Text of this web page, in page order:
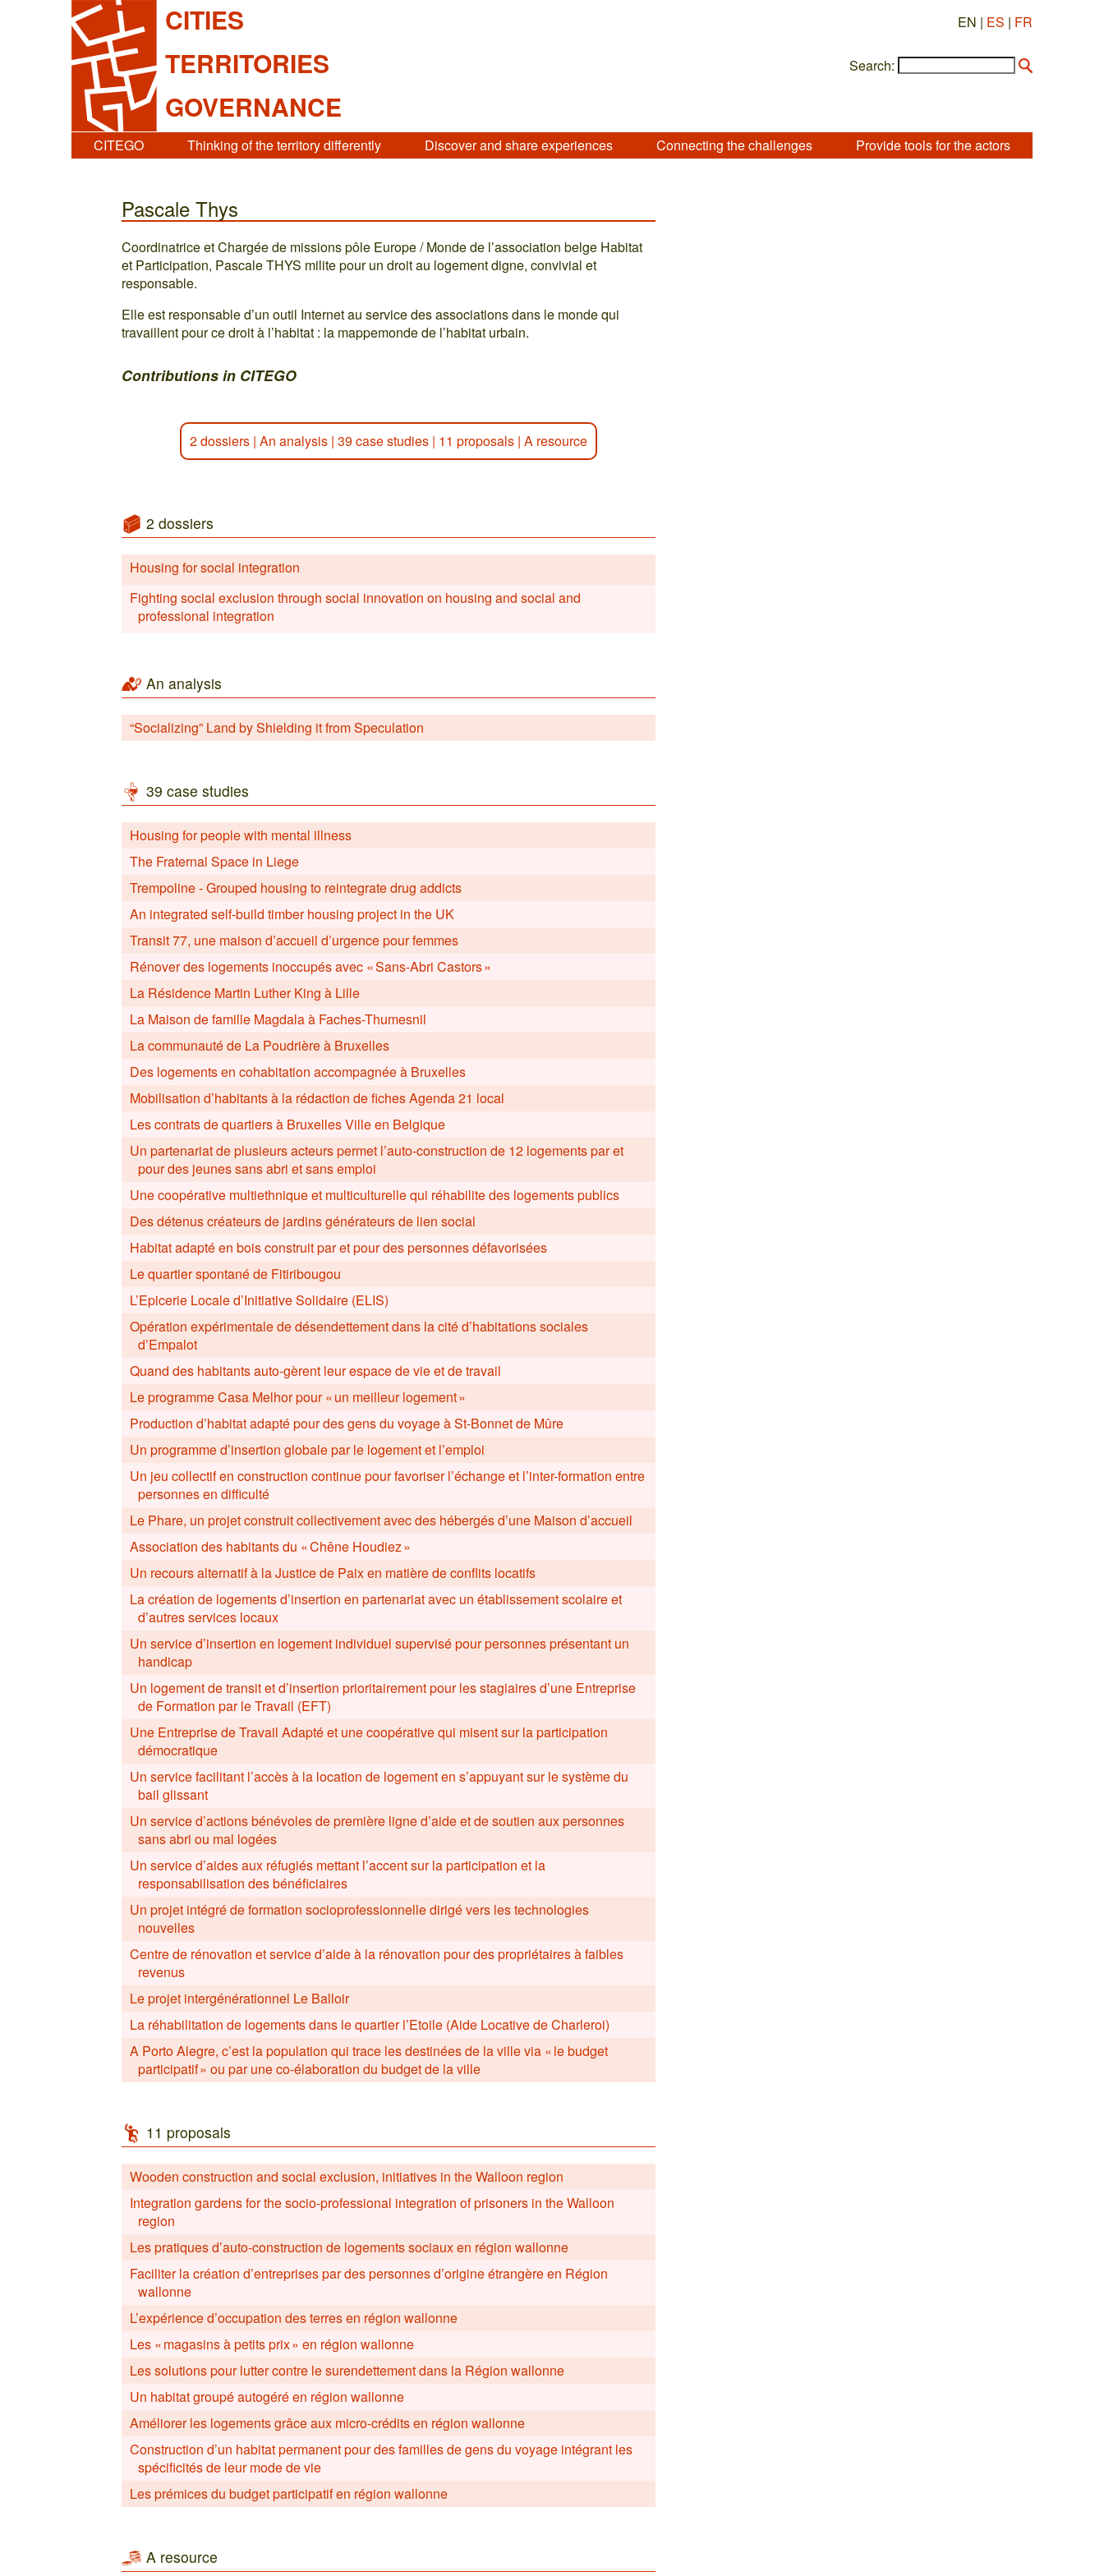
CITIES
TERRITORIES
GOVERNANCE
EN | ES | FR
Search:
CITEGO Thinking of the territory differently Discover and share experiences Connecting the challenges Provide tools for the actors
Pascale Thys
Coordinatrice et Chargée de missions pôle Europe / Monde de l’association belge Habitat
et Participation, Pascale THYS milite pour un droit au logement digne, convivial et
responsable.
Elle est responsable d’un outil Internet au service des associations dans le monde qui
travaillent pour ce droit à l’habitat : la mappemonde de l’habitat urbain.
Contributions in CITEGO
2 dossiers |An analysis |39 case studies | 11 proposals |A resource
2 dossiers
Housing for social integration
Fighting social exclusion through social innovation on housing and social and
professional integration
An analysis
“Socializing” Land by Shielding it from Speculation
39 case studies
Housing for people with mental illness
The Fraternal Space in Liege
Trempoline - Grouped housing to reintegrate drug addicts
An integrated self-build timber housing project in the UK
Transit 77, une maison d’accueil d’urgence pour femmes
Rénover des logements inoccupés avec « Sans-Abri Castors »
La Résidence Martin Luther King à Lille
La Maison de famille Magdala à Faches-Thumesnil
La communauté de La Poudrière à Bruxelles
Des logements en cohabitation accompagnée à Bruxelles
Mobilisation d’habitants à la rédaction de fiches Agenda 21 local
Les contrats de quartiers à Bruxelles Ville en Belgique
Un partenariat de plusieurs acteurs permet l’auto-construction de 12 logements par et
pour des jeunes sans abri et sans emploi
Une coopérative multiethnique et multiculturelle qui réhabilite des logements publics
Des détenus créateurs de jardins générateurs de lien social
Habitat adapté en bois construit par et pour des personnes défavorisées
Le quartier spontané de Fitiribougou
L’Epicerie Locale d’Initiative Solidaire (ELIS)
Opération expérimentale de désendettement dans la cité d’habitations sociales
d’Empalot
Quand des habitants auto-gèrent leur espace de vie et de travail
Le programme Casa Melhor pour « un meilleur logement »
Production d’habitat adapté pour des gens du voyage à St-Bonnet de Mûre
Un programme d’insertion globale par le logement et l’emploi
Un jeu collectif en construction continue pour favoriser l’échange et l’inter-formation entre
personnes en difficulté
Le Phare, un projet construit collectivement avec des hébergés d’une Maison d’accueil
Association des habitants du « Chêne Houdiez »
Un recours alternatif à la Justice de Paix en matière de conflits locatifs
La création de logements d’insertion en partenariat avec un établissement scolaire et
d’autres services locaux
Un service d’insertion en logement individuel supervisé pour personnes présentant un
handicap
Un logement de transit et d’insertion prioritairement pour les stagiaires d’une Entreprise
de Formation par le Travail (EFT)
Une Entreprise de Travail Adapté et une coopérative qui misent sur la participation
démocratique
Un service facilitant l’accès à la location de logement en s’appuyant sur le système du
bail glissant
Un service d’actions bénévoles de première ligne d’aide et de soutien aux personnes
sans abri ou mal logées
Un service d’aides aux réfugiés mettant l’accent sur la participation et la
responsabilisation des bénéficiaires
Un projet intégré de formation socioprofessionnelle dirigé vers les technologies
nouvelles
Centre de rénovation et service d’aide à la rénovation pour des propriétaires à faibles
revenus
Le projet intergénérationnel Le Balloir
La réhabilitation de logements dans le quartier l’Etoile (Aide Locative de Charleroi)
A Porto Alegre, c’est la population qui trace les destinées de la ville via « le budget
participatif » ou par une co-élaboration du budget de la ville
11 proposals
Wooden construction and social exclusion, initiatives in the Walloon region
Integration gardens for the socio-professional integration of prisoners in the Walloon
region
Les pratiques d’auto-construction de logements sociaux en région wallonne
Faciliter la création d’entreprises par des personnes d’origine étrangère en Région
wallonne
L’expérience d’occupation des terres en région wallonne
Les « magasins à petits prix » en région wallonne
Les solutions pour lutter contre le surendettement dans la Région wallonne
Un habitat groupé autogéré en région wallonne
Améliorer les logements grâce aux micro-crédits en région wallonne
Construction d’un habitat permanent pour des familles de gens du voyage intégrant les
spécificités de leur mode de vie
Les prémices du budget participatif en région wallonne
A resource